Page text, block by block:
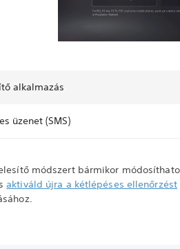
alkalmazás
üzenet (SMS)
módszert bármikor
aktiváld újra a kétlépéses ellenőrzést